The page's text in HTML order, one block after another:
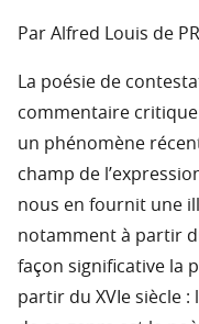
Par Alfred Louis de
La poésie de
commentaire critique
un phénomène
champ de
nous en fournit une
notamment à partir
façon significative la
partir du XVIe siècle :